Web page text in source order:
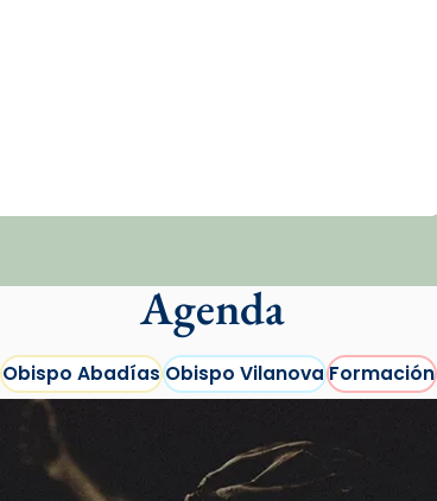
Agenda
Obispo AbadíasObispo VilanovaFormación
Eventos